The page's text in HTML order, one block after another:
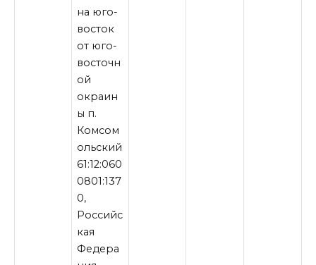
на юго-
восток
от юго-
восточн
ой
окраин
ы п.
Комсом
ольский
61:12:060
0801:137
0,
Российс
кая
Федера